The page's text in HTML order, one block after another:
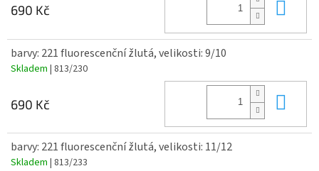
690 Kč
barvy: 221 fluorescenční žlutá, velikosti: 9/10
Skladem | 813/230
690 Kč
barvy: 221 fluorescenční žlutá, velikosti: 11/12
Skladem | 813/233